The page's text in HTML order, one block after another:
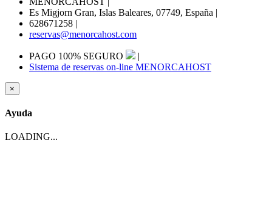
Es Migjorn Gran, Islas Baleares, 07749, España |
628671258 |
reservas@menorcahost.com
PAGO 100% SEGURO
|
Sistema de reservas on-line MENORCAHOST
×
Ayuda
LOADING...